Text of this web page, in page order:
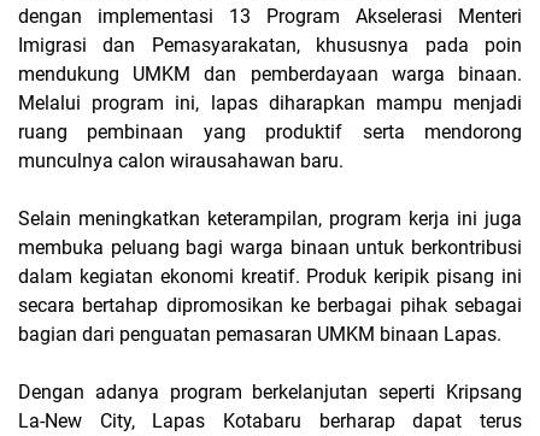
dengan implementasi 13 Program Akselerasi Menteri
Imigrasi dan Pemasyarakatan, khususnya pada poin
mendukung UMKM dan pemberdayaan warga binaan.
Melalui program ini, lapas diharapkan mampu menjadi
ruang pembinaan yang produktif serta mendorong
munculnya calon wirausahawan baru.
Selain meningkatkan keterampilan, program kerja ini juga
membuka peluang bagi warga binaan untuk berkontribusi
dalam kegiatan ekonomi kreatif. Produk keripik pisang ini
secara bertahap dipromosikan ke berbagai pihak sebagai
bagian dari penguatan pemasaran UMKM binaan Lapas.
Dengan adanya program berkelanjutan seperti Kripsang
La-New City, Lapas Kotabaru berharap dapat terus